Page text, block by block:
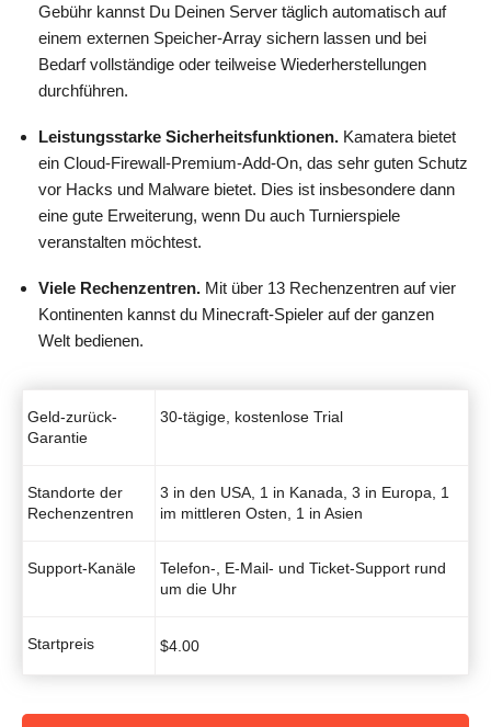
Gebühr kannst Du Deinen Server täglich automatisch auf
einem externen Speicher-Array sichern lassen und bei
Bedarf vollständige oder teilweise Wiederherstellungen
durchführen.
Leistungsstarke Sicherheitsfunktionen. Kamatera bietet
ein Cloud-Firewall-Premium-Add-On, das sehr guten Schutz
vor Hacks und Malware bietet. Dies ist insbesondere dann
eine gute Erweiterung, wenn Du auch Turnierspiele
veranstalten möchtest.
Viele Rechenzentren. Mit über 13 Rechenzentren auf vier
Kontinenten kannst du Minecraft-Spieler auf der ganzen
Welt bedienen.
Geld-zurück-
Garantie
30-tägige, kostenlose Trial
Standorte der
Rechenzentren
3 in den USA, 1 in Kanada, 3 in Europa, 1
im mittleren Osten, 1 in Asien
Support-Kanäle
Telefon-, E-Mail- und Ticket-Support rund
um die Uhr
Startpreis $4.00